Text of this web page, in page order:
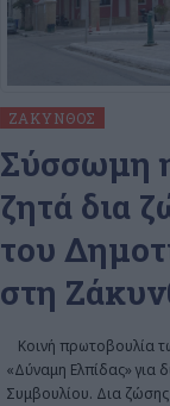
ΖΆΚΥΝΘΟΣ
Σύσσωμη
ζητά δια
του
στη
Κοινή πρωτοβουλία
«Δύναμη Ελπίδας» για
Συμβουλίου. Δια